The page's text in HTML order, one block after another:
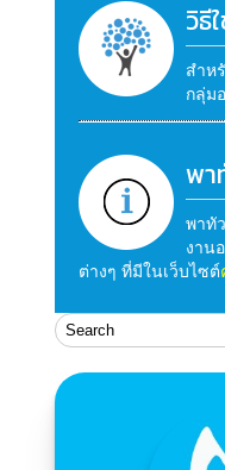
วิธี
สำห
กลุ่ม
พา
พาทั
งาน
ต่างๆ ที่มีในเว็บไซต์